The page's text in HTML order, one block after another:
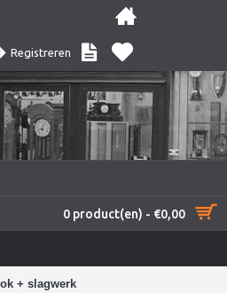
Registreren
0 product(en) - €0,00
+ slagwerk